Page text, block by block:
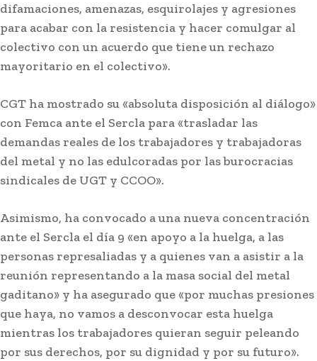
Carnaval
El coro de Julio Pardo anuncia el nombre para el
difamaciones, amenazas, esquirolajes y agresiones
para acabar con la resistencia y hacer comulgar al
colectivo con un acuerdo que tiene un rechazo
mayoritario en el colectivo».
CGT ha mostrado su «absoluta disposición al diálogo»
con Femca ante el Sercla para «trasladar las
demandas reales de los trabajadores y trabajadoras
del metal y no las edulcoradas por las burocracias
sindicales de UGT y CCOO».
Asimismo, ha convocado a una nueva concentración
ante el Sercla el día 9 «en apoyo a la huelga, a las
personas represaliadas y a quienes van a asistir a la
reunión representando a la masa social del metal
gaditano» y ha asegurado que «por muchas presiones
que haya, no vamos a desconvocar esta huelga
mientras los trabajadores quieran seguir peleando
por sus derechos, por su dignidad y por su futuro».